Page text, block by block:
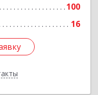
100
16